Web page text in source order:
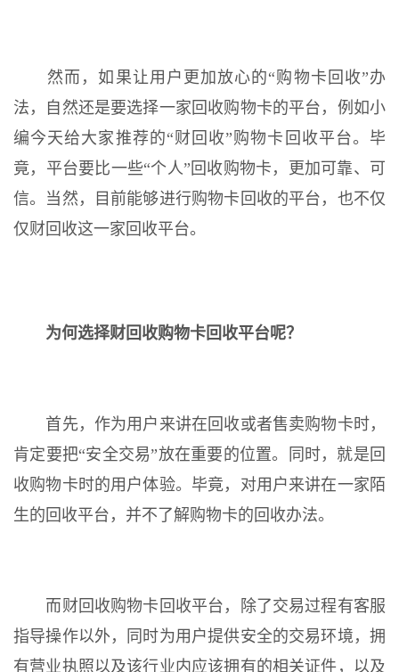
然而，如果让用户更加放心的“购物卡回收”办
法，自然还是要选择一家回收购物卡的平台，例如小
编今天给大家推荐的“财回收”购物卡回收平台。毕
竟，平台要比一些“个人”回收购物卡，更加可靠、可
信。当然，目前能够进行购物卡回收的平台，也不仅
仅财回收这一家回收平台。
为何选择财回收购物卡回收平台呢？
首先，作为用户来讲在回收或者售卖购物卡时，
肯定要把“安全交易”放在重要的位置。同时，就是回
收购物卡时的用户体验。毕竟，对用户来讲在一家陌
生的回收平台，并不了解购物卡的回收办法。
而财回收购物卡回收平台，除了交易过程有客服
指导操作以外，同时为用户提供安全的交易环境，拥
有营业执照以及该行业内应该拥有的相关证件，以及